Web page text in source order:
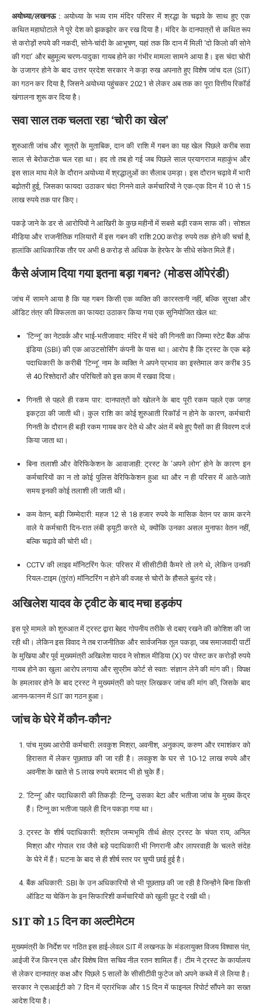
अयोध्या/लखनऊ : अयोध्या के भव्य राम मंदिर परिसर में श्रद्धा के चढ़ावे के साथ हुए एक
कथित महाघोटाले ने पूरे देश को झकझोर कर रख दिया है। मंदिर के दानपात्रों से कथित रूप
से करोड़ों रुपये की नकदी, सोने-चांदी के आभूषण, यहां तक कि दान में मिली ‘दो किलो की सोने
की गदा’ और बहुमूल्य चरण-पादुका गायब होने का गंभीर मामला सामने आया है। इस चंदा चोरी
के उजागर होने के बाद उत्तर प्रदेश सरकार ने कड़ा रुख अपनाते हुए विशेष जांच दल (SIT)
का गठन कर दिया है, जिसने अयोध्या पहुंचकर 2021 से लेकर अब तक का पूरा वित्तीय रिकॉर्ड
खंगालना शुरू कर दिया है।
सवा साल तक चलता रहा ‘चोरी का खेल’
शुरुआती जांच और सूत्रों के मुताबिक, दान की राशि में गबन का यह खेल पिछले करीब सवा
साल से बेरोकटोक चल रहा था। हद तो तब हो गई जब पिछले साल प्रयागराज महाकुंभ और
इस साल माघ मेले के दौरान अयोध्या में श्रद्धालुओं का सैलाब उमड़ा। इस दौरान चढ़ावे में भारी
बढ़ोतरी हुई, जिसका फायदा उठाकर चंदा गिनने वाले कर्मचारियों ने एक-एक दिन में 10 से 15
लाख रुपये तक पार किए।
पकड़े जाने के डर से आरोपियों ने आखिरी के कुछ महीनों में सबसे बड़ी रकम साफ की। सोशल
मीडिया और राजनीतिक गलियारों में इस गबन की राशि 200 करोड़ रुपये तक होने की चर्चा है,
हालांकि आधिकारिक तौर पर अभी 8 करोड़ से अधिक के हेरफेर के सीधे संकेत मिले हैं।
कैसे अंजाम दिया गया इतना बड़ा गबन? (मोडस ऑपेरंडी)
जांच में सामने आया है कि यह गबन किसी एक व्यक्ति की कारस्तानी नहीं, बल्कि सुरक्षा और
ऑडिट तंत्र की विफलता का फायदा उठाकर किया गया एक सुनियोजित खेल था:
‘टिन्नू’ का नेटवर्क और भाई-भतीजावाद: मंदिर में चंदे की गिनती का जिम्मा स्टेट बैंक ऑफ
इंडिया (SBI) की एक आउटसोर्सिंग कंपनी के पास था। आरोप है कि ट्रस्ट के एक बड़े
पदाधिकारी के करीबी ‘टिन्नू’ नाम के व्यक्ति ने अपने प्रभाव का इस्तेमाल कर करीब 35
से 40 रिश्तेदारों और परिचितों को इस काम में रखवा दिया।
गिनती से पहले ही रकम पार: दानपात्रों को खोलने के बाद पूरी रकम पहले एक जगह
इकट्ठा की जाती थी। कुल राशि का कोई शुरुआती रिकॉर्ड न होने के कारण, कर्मचारी
गिनती के दौरान ही बड़ी रकम गायब कर देते थे और अंत में बचे हुए पैसों का ही विवरण दर्ज
किया जाता था।
बिना तलाशी और वेरिफिकेशन के आवाजाही: ट्रस्ट के ‘अपने लोग’ होने के कारण इन
कर्मचारियों का न तो कोई पुलिस वेरिफिकेशन हुआ था और न ही परिसर में आते-जाते
समय इनकी कोई तलाशी ली जाती थी।
कम वेतन, बड़ी जिम्मेदारी: महज 12 से 18 हजार रुपये के मासिक वेतन पर काम करने
वाले ये कर्मचारी दिन-रात लंबी ड्यूटी करते थे, क्योंकि उनका असल मुनाफा वेतन नहीं,
बल्कि चढ़ावे की चोरी थी।
CCTV की लाइव मॉनिटरिंग फेल: परिसर में सीसीटीवी कैमरे तो लगे थे, लेकिन उनकी
रियल-टाइम (तुरंत) मॉनिटरिंग न होने की वजह से चोरों के हौसले बुलंद रहे।
अखिलेश यादव के ट्वीट के बाद मचा हड़कंप
इस पूरे मामले को शुरुआत में ट्रस्ट द्वारा बेहद गोपनीय तरीके से दबाए रखने की कोशिश की जा
रही थी। लेकिन इस विवाद ने तब राजनीतिक और सार्वजनिक तूल पकड़ा, जब समाजवादी पार्टी
के मुखिया और पूर्व मुख्यमंत्री अखिलेश यादव ने सोशल मीडिया (X) पर पोस्ट कर करोड़ों रुपये
गायब होने का खुला आरोप लगाया और सुप्रीम कोर्ट से स्वतः संज्ञान लेने की मांग की। विपक्ष
के हमलावर होने के बाद ट्रस्ट ने मुख्यमंत्री को पत्र लिखकर जांच की मांग की, जिसके बाद
आनन-फानन में SIT का गठन हुआ।
जांच के घेरे में कौन-कौन?
पांच मुख्य आरोपी कर्मचारी: लवकुश मिश्रा, अवनीश, अनुकल्प, करुण और रमाशंकर को
हिरासत में लेकर पूछताछ की जा रही है। लवकुश के घर से 10-12 लाख रुपये और
अवनीश के खाते से 5 लाख रुपये बरामद भी हो चुके हैं।
‘टिन्नू’ और पदाधिकारी की तिकड़ी: टिन्नू, उसका बेटा और भतीजा जांच के मुख्य केंद्र
हैं। टिन्नू का भतीजा पहले ही दिन पकड़ा गया था।
ट्रस्ट के शीर्ष पदाधिकारी: श्रीराम जन्मभूमि तीर्थ क्षेत्र ट्रस्ट के चंपत राय, अनिल
मिश्रा और गोपाल राव जैसे बड़े पदाधिकारी भी निगरानी और लापरवाही के चलते संदेह
के घेरे में हैं। घटना के बाद से ही शीर्ष स्तर पर चुप्पी छाई हुई है।
बैंक अधिकारी: SBI के उन अधिकारियों से भी पूछताछ की जा रही है जिन्होंने बिना किसी
ऑडिट या चेकिंग के इन सिफारिशी कर्मचारियों को खुली छूट दे रखी थी।
SIT को 15 दिन का अल्टीमेटम
मुख्यमंत्री के निर्देश पर गठित इस हाई-लेवल SIT में लखनऊ के मंडलायुक्त विजय विश्वास पंत,
आईजी रेंज किरन एस और विशेष वित्त सचिव नील रतन शामिल हैं। टीम ने ट्रस्ट के कार्यालय
से लेकर दानपात्र कक्ष और पिछले 5 सालों के सीसीटीवी फुटेज को अपने कब्जे में ले लिया है।
सरकार ने एसआईटी को 7 दिन में प्रारंभिक और 15 दिन में फाइनल रिपोर्ट सौंपने का सख्त
आदेश दिया है।